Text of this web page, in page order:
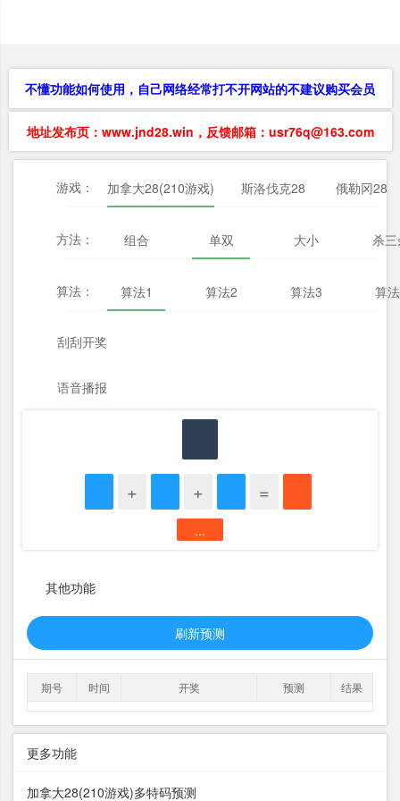
不懂功能如何使用，自己网络经常打不开网站的不建议购买会员
地址发布页：www.jnd28.win，反馈邮箱：usr76q@163.com
游戏： 加拿大28(210游戏) 斯洛伐克28 俄勒冈28
方法： 组合 单双 大小 杀
算法： 算法1 算法2 算法3 算
刮刮开奖
语音播报
+ + =
...
其他功能
刷新预测
期号 时间 开奖 预测 结果
更多功能
加拿大28(210游戏)多特码预测